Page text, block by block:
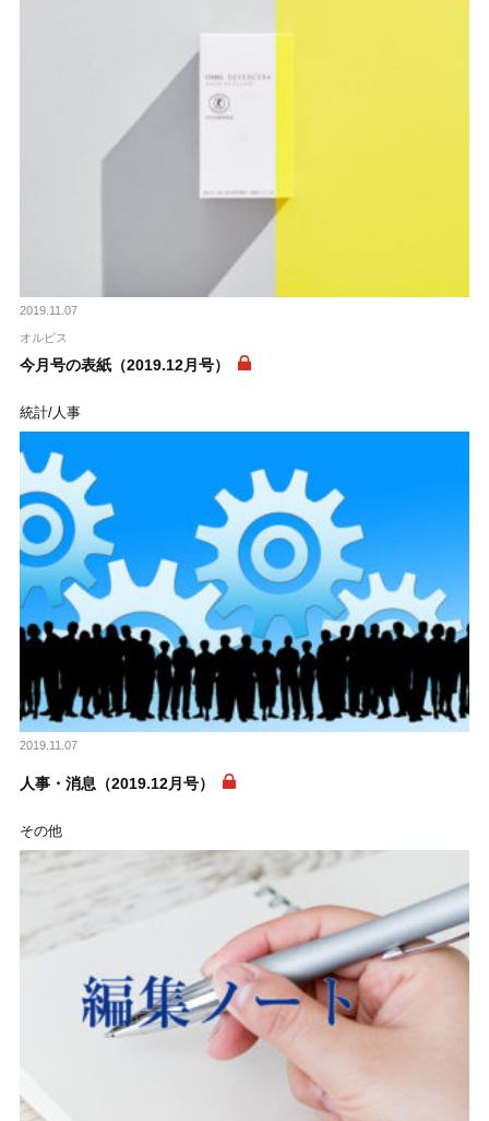
2019.11.07
オルビス
今月号の表紙（2019.12月号）
統計/人事
2019.11.07
人事・消息（2019.12月号）
その他